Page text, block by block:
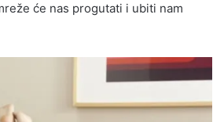
će nas progutati i ubiti nam